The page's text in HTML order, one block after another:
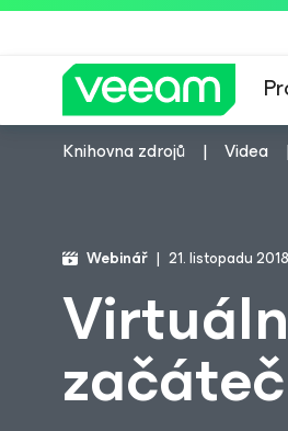
Knihovna zdrojů Videa
Webinář 21. listopadu 2018